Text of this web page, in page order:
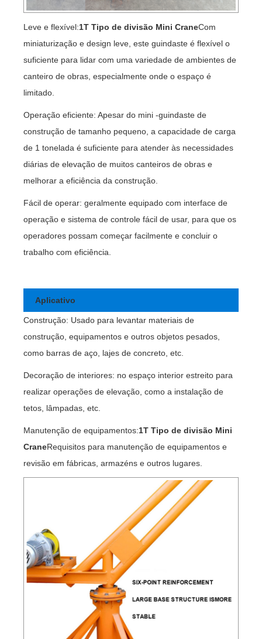
Leve e flexível:1T Tipo de divisão Mini CraneCom
miniaturização e design leve, este guindaste é flexível o
suficiente para lidar com uma variedade de ambientes de
canteiro de obras, especialmente onde o espaço é
limitado.
Operação eficiente: Apesar do mini -guindaste de
construção de tamanho pequeno, a capacidade de carga
de 1 tonelada é suficiente para atender às necessidades
diárias de elevação de muitos canteiros de obras e
melhorar a eficiência da construção.
Fácil de operar: geralmente equipado com interface de
operação e sistema de controle fácil de usar, para que os
operadores possam começar facilmente e concluir o
trabalho com eficiência.
Aplicativo
Construção: Usado para levantar materiais de
construção, equipamentos e outros objetos pesados,
como barras de aço, lajes de concreto, etc.
Decoração de interiores: no espaço interior estreito para
realizar operações de elevação, como a instalação de
tetos, lâmpadas, etc.
Manutenção de equipamentos:1T Tipo de divisão Mini
CraneRequisitos para manutenção de equipamentos e
revisão em fábricas, armazéns e outros lugares.